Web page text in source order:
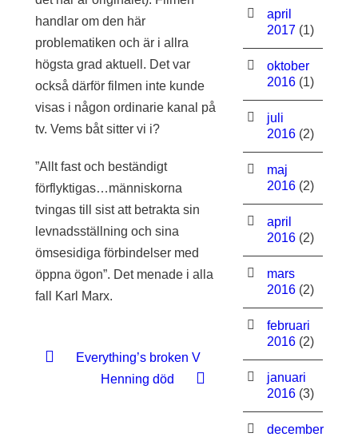
handlar om den här
problematiken och är i allra
högsta grad aktuell. Det var
också därför filmen inte kunde
visas i någon ordinarie kanal på
tv. Vems båt sitter vi i?
”Allt fast och beständigt
förflyktigas…människorna
tvingas till sist att betrakta sin
levnadsställning och sina
ömsesidiga förbindelser med
öppna ögon”. Det menade i alla
fall Karl Marx.
Everything’s broken V
Henning död
april
2017 (1)
oktober
2016 (1)
juli
2016 (2)
maj
2016 (2)
april
2016 (2)
mars
2016 (2)
februari
2016 (2)
januari
2016 (3)
december